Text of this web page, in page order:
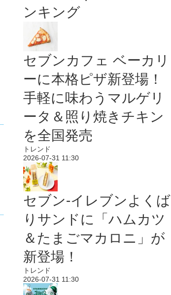
ンキング
セブンカフェ ベーカリ
ーに本格ピザ新登場！
手軽に味わうマルゲリ
ータ＆照り焼きチキン
を全国発売
トレンド
2026-07-31 11:30
セブン‐イレブンよくば
りサンドに「ハムカツ
＆たまごマカロニ」が
新登場！
トレンド
2026-07-31 11:30